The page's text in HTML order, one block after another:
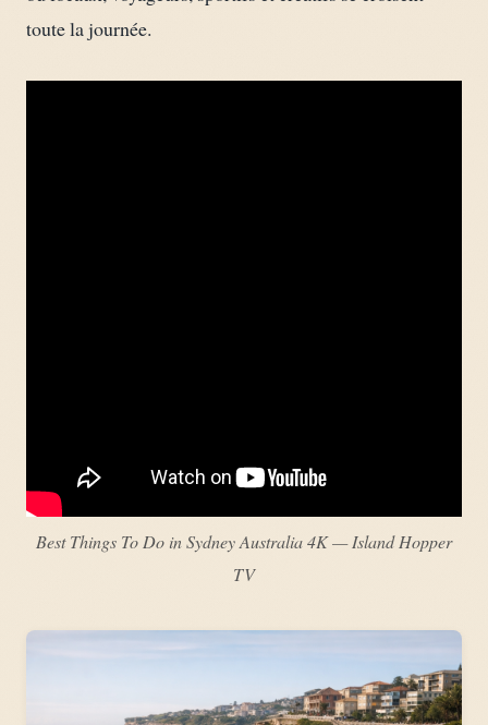
toute la journée.
Best Things To Do in Sydney Australia 4K — Island Hopper
TV